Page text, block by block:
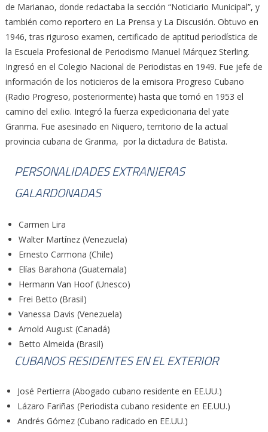
de Marianao, donde redactaba la sección “Noticiario Municipal”, y
también como reportero en La Prensa y La Discusión. Obtuvo en
1946, tras riguroso examen, certificado de aptitud periodística de
la Escuela Profesional de Periodismo Manuel Márquez Sterling.
Ingresó en el Colegio Nacional de Periodistas en 1949. Fue jefe de
información de los noticieros de la emisora Progreso Cubano
(Radio Progreso, posteriormente) hasta que tomó en 1953 el
camino del exilio. Integró la fuerza expedicionaria del yate
Granma. Fue asesinado en Niquero, territorio de la actual
provincia cubana de Granma, por la dictadura de Batista.
PERSONALIDADES EXTRANJERAS
GALARDONADAS
Carmen Lira
Walter Martínez (Venezuela)
Ernesto Carmona (Chile)
Elías Barahona (Guatemala)
Hermann Van Hoof (Unesco)
Frei Betto (Brasil)
Vanessa Davis (Venezuela)
Arnold August (Canadá)
Betto Almeida (Brasil)
Alberto Mas (Argentina)
Karen Lee Wald (Estados Unidos)
Salim Lamrani (Francia)
José Andrés (Coco) López (Argentina)
CUBANOS RESIDENTES EN EL EXTERIOR
José Pertierra (Abogado cubano residente en EE.UU.)
Lázaro Fariñas (Periodista cubano residente en EE.UU.)
Andrés Gómez (Cubano radicado en EE.UU.)